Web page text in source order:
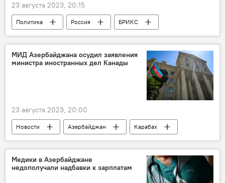
23 августа 2023, 20:15
Политика Россия
БРИКС
США
дедолларизация
ЮАР
мнение
МИД Азербайджана осудил заявления
министра иностранных дел Канады
23 августа 2023, 20:00
Новости Азербайджан
Карабах
Армения
Канада
МИД АР
Айхан Гаджизаде
Медики в Азербайджане
недополучали надбавки к зарплатам